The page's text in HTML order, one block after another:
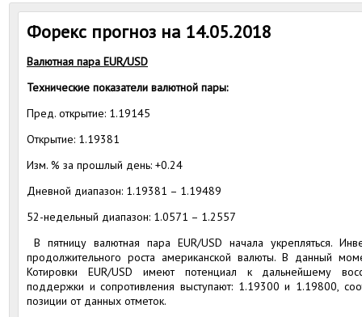
Форекс прогноз на 14.05.2018
Валютная пара EUR/USD
Технические показатели валютной пары:
Пред. открытие: 1.19145
Открытие: 1.19381
Изм. % за прошлый день: +0.24
Дневной диапазон: 1.19381 – 1.19489
52-недельный диапазон: 1.0571 – 1.2557
В пятницу валютная пара EUR/USD начала укрепляться.
продолжительного роста американской валюты. В данный
Котировки EUR/USD имеют потенциал к дальнейшему
поддержки и сопротивления выступают: 1.19300 и 1.19800,
позиции от данных отметок.